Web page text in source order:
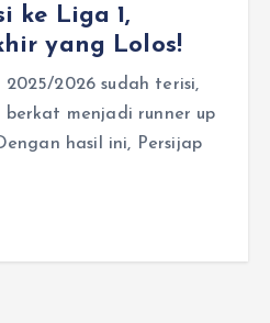
ke Liga 1,
yang Lolos!
2026 sudah terisi,
berkat menjadi runner up
hasil ini, Persijap